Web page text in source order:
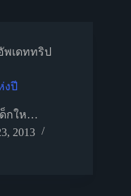
พเดททริป
งปี
ด็กให…
2013